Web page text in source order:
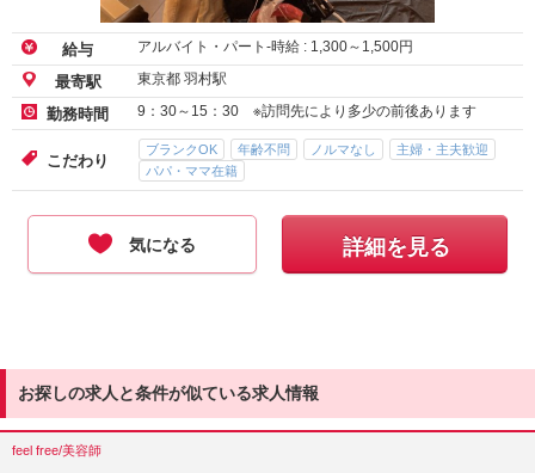
給与 アルバイト・パート-時給 : 1,300～ 1,500円
最寄駅 東京都 羽村駅
勤務時間 9：30～15：30 ※訪問先により多少の前後あります
こだわり
ブランクOK 年齢不問 ノルマなし
主婦・主夫歓迎
パパ・ママ在籍
気になる 詳細を見る
お探しの求人と条件が似ている求人情報
feel free/美容師